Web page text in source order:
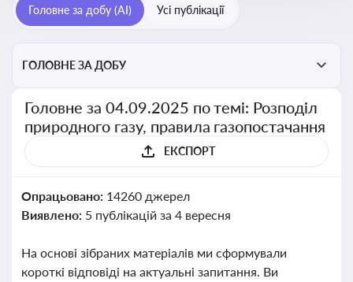
Головне за добу (AI) Усі публікації
ГОЛОВНЕ ЗА ДОБУ
Головне за 04.09.2025 по темі: Розподіл
природного газу, правила газопостачання
ЕКСПОРТ
Опрацьовано: 14260 джерел
Виявлено: 5 публікацій за 4 вересня
На основі зібраних матеріалів ми сформували
короткі відповіді на актуальні запитання. Ви